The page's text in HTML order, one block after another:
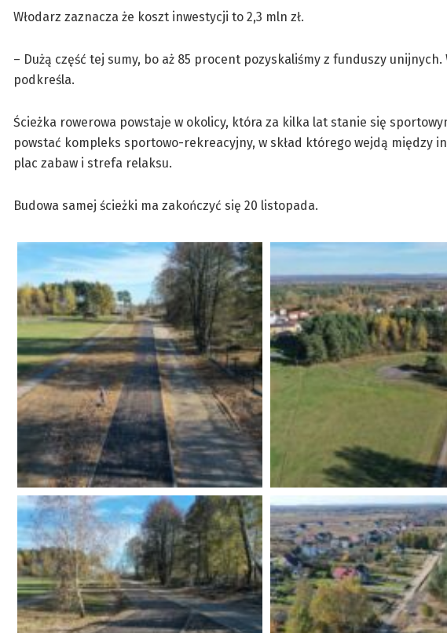
Włodarz zaznacza że koszt inwestycji to 2,3 mln zł.
– Dużą część tej sumy, bo aż 85 procent pozyskaliśmy z funduszy
podkreśla.
Ścieżka rowerowa powstaje w okolicy, która za kilka lat stanie się
powstać kompleks sportowo-rekreacyjny, w skład którego wejdą między
plac zabaw i strefa relaksu.
Budowa samej ścieżki ma zakończyć się 20 listopada.